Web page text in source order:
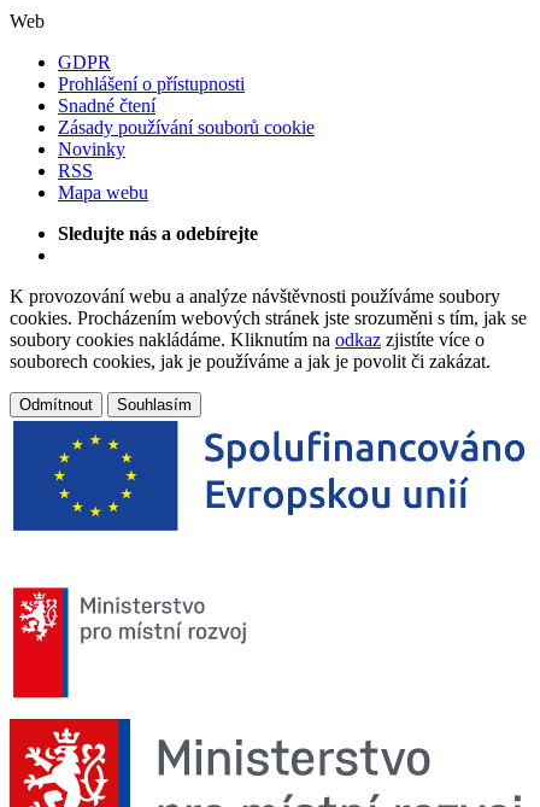
Web
GDPR
Prohlášení o přístupnosti
Snadné čtení
Zásady používání souborů cookie
Novinky
RSS
Mapa webu
Sledujte nás a odebírejte
K provozování webu a analýze návštěvnosti používáme soubory
cookies. Procházením webových stránek jste srozuměni s tím, jak se
soubory cookies nakládáme. Kliknutím na odkaz zjistíte více o
souborech cookies, jak je používáme a jak je povolit či zakázat.
Odmítnout Souhlasím